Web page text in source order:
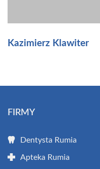
Kazimierz Klawiter
FIRMY
Dentysta Rumia
Apteka Rumia